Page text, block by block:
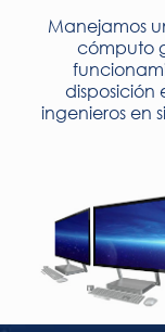
Manejamos
cómputo
disposición
ingenieros en